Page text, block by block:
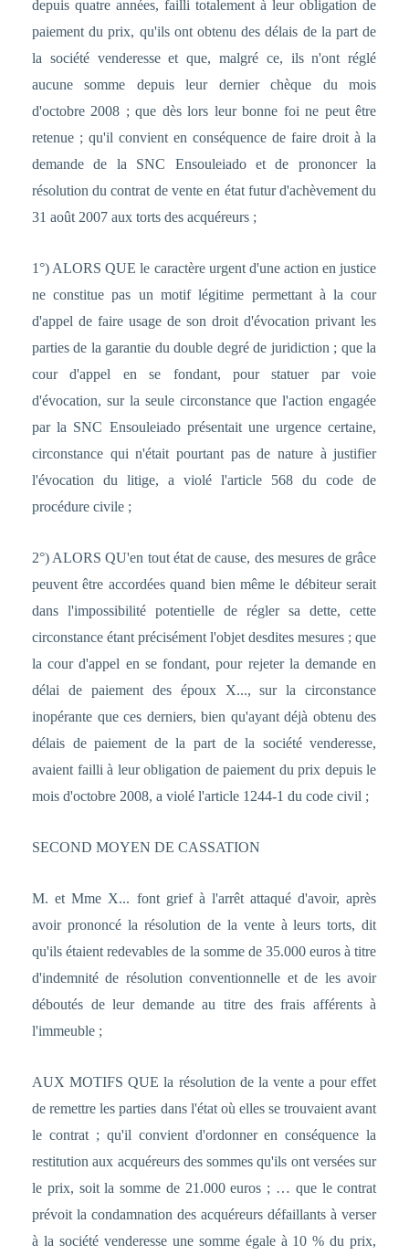
depuis quatre années, failli totalement à leur obligation de
paiement du prix, qu'ils ont obtenu des délais de la part de
la société venderesse et que, malgré ce, ils n'ont réglé
aucune somme depuis leur dernier chèque du mois
d'octobre 2008 ; que dès lors leur bonne foi ne peut être
retenue ; qu'il convient en conséquence de faire droit à la
demande de la SNC Ensouleiado et de prononcer la
résolution du contrat de vente en état futur d'achèvement du
31 août 2007 aux torts des acquéreurs ;
1°) ALORS QUE le caractère urgent d'une action en justice
ne constitue pas un motif légitime permettant à la cour
d'appel de faire usage de son droit d'évocation privant les
parties de la garantie du double degré de juridiction ; que la
cour d'appel en se fondant, pour statuer par voie
d'évocation, sur la seule circonstance que l'action engagée
par la SNC Ensouleiado présentait une urgence certaine,
circonstance qui n'était pourtant pas de nature à justifier
l'évocation du litige, a violé l'article 568 du code de
procédure civile ;
2°) ALORS QU'en tout état de cause, des mesures de grâce
peuvent être accordées quand bien même le débiteur serait
dans l'impossibilité potentielle de régler sa dette, cette
circonstance étant précisément l'objet desdites mesures ; que
la cour d'appel en se fondant, pour rejeter la demande en
délai de paiement des époux X..., sur la circonstance
inopérante que ces derniers, bien qu'ayant déjà obtenu des
délais de paiement de la part de la société venderesse,
avaient failli à leur obligation de paiement du prix depuis le
mois d'octobre 2008, a violé l'article 1244-1 du code civil ;
SECOND MOYEN DE CASSATION
M. et Mme X... font grief à l'arrêt attaqué d'avoir, après
avoir prononcé la résolution de la vente à leurs torts, dit
qu'ils étaient redevables de la somme de 35.000 euros à titre
d'indemnité de résolution conventionnelle et de les avoir
déboutés de leur demande au titre des frais afférents à
l'immeuble ;
AUX MOTIFS QUE la résolution de la vente a pour effet
de remettre les parties dans l'état où elles se trouvaient avant
le contrat ; qu'il convient d'ordonner en conséquence la
restitution aux acquéreurs des sommes qu'ils ont versées sur
le prix, soit la somme de 21.000 euros ; … que le contrat
prévoit la condamnation des acquéreurs défaillants à verser
à la société venderesse une somme égale à 10 % du prix,